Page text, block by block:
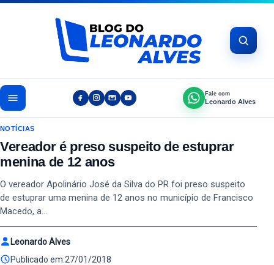
Pular para o conteúdo
Fale com
Leonardo Alves
NOTÍCIAS
Vereador é preso suspeito de estuprar
menina de 12 anos
O vereador Apolinário José da Silva do PR foi preso suspeito
de estuprar uma menina de 12 anos no município de Francisco
Macedo, a…
Leonardo Alves
Publicado em:27/01/2018